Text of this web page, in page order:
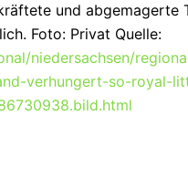
und abgemagerte
Foto: Privat Quelle:
niedersachsen/
verhungert-so-royal-